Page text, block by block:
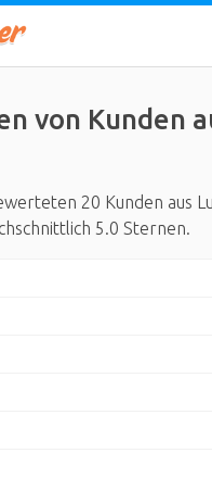
von Kunden
20 Kunden aus
5.0 Sternen.